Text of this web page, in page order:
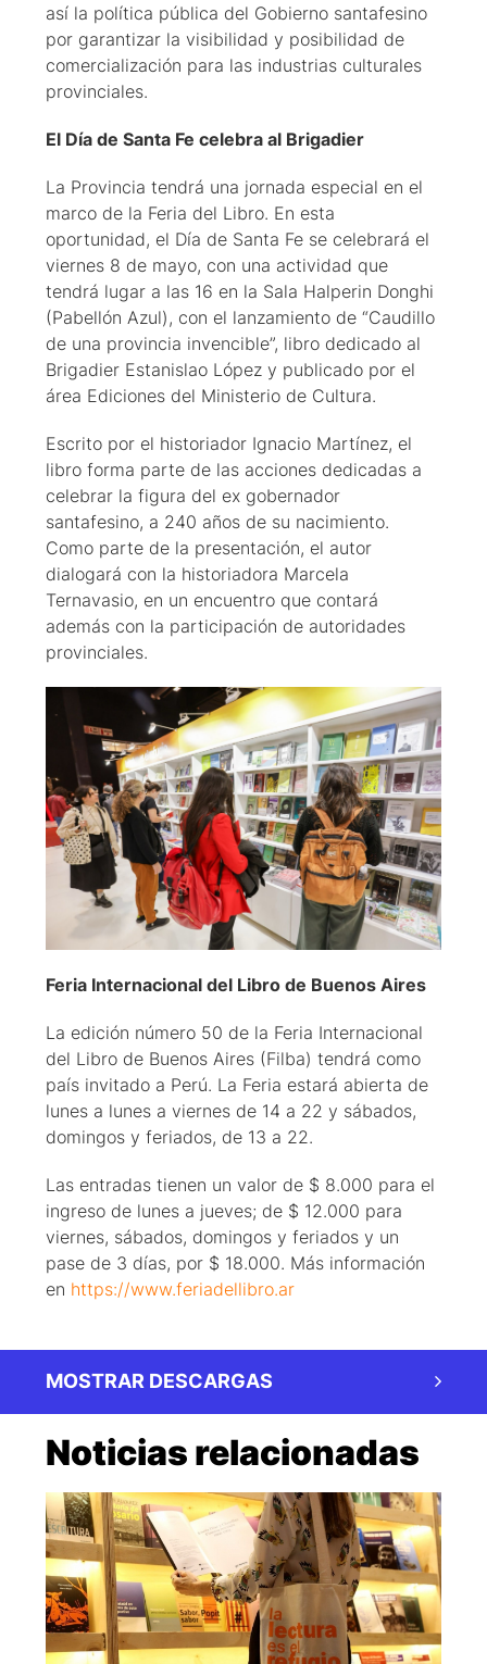
así la política pública del Gobierno santafesino
por garantizar la visibilidad y posibilidad de
comercialización para las industrias culturales
provinciales.
El Día de Santa Fe celebra al Brigadier
La Provincia tendrá una jornada especial en el
marco de la Feria del Libro. En esta
oportunidad, el Día de Santa Fe se celebrará el
viernes 8 de mayo, con una actividad que
tendrá lugar a las 16 en la Sala Halperin Donghi
(Pabellón Azul), con el lanzamiento de “Caudillo
de una provincia invencible”, libro dedicado al
Brigadier Estanislao López y publicado por el
área Ediciones del Ministerio de Cultura.
Escrito por el historiador Ignacio Martínez, el
libro forma parte de las acciones dedicadas a
celebrar la figura del ex gobernador
santafesino, a 240 años de su nacimiento.
Como parte de la presentación, el autor
dialogará con la historiadora Marcela
Ternavasio, en un encuentro que contará
además con la participación de autoridades
provinciales.
Feria Internacional del Libro de Buenos Aires
La edición número 50 de la Feria Internacional
del Libro de Buenos Aires (Filba) tendrá como
país invitado a Perú. La Feria estará abierta de
lunes a lunes a viernes de 14 a 22 y sábados,
domingos y feriados, de 13 a 22.
Las entradas tienen un valor de $ 8.000 para el
ingreso de lunes a jueves; de $ 12.000 para
viernes, sábados, domingos y feriados y un
pase de 3 días, por $ 18.000. Más información
en https://www.feriadellibro.ar
MOSTRAR DESCARGAS
Noticias relacionadas